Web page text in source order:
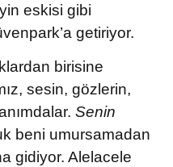
eskisi gibi
getiriyor.
birisine
sesin, gözlerin,
Senin
beni umursamadan
gidiyor. Alelacele